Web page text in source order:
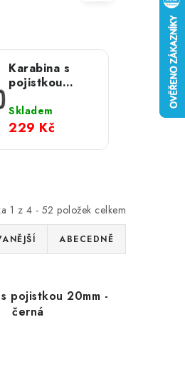
Karabina s
pojistkou
Skladem
229 Kč
1 z 4 - 52 položek celkem
ABECEDNĚ
pojistkou 20mm -
černá